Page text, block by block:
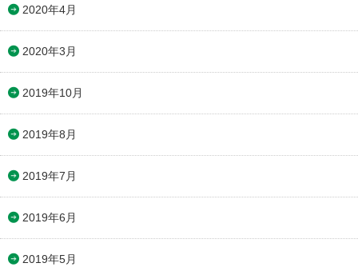
2020年4月
2020年3月
2019年10月
2019年8月
2019年7月
2019年6月
2019年5月